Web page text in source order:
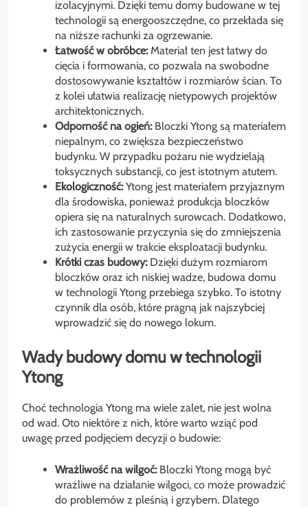
izolacyjnymi. Dzięki temu domy budowane w tej
technologii są energooszczędne, co przekłada się
na niższe rachunki za ogrzewanie.
Łatwość w obróbce:Materiał ten jest łatwy do
cięcia i formowania, co pozwala na swobodne
dostosowywanie kształtów i rozmiarów ścian. To
z kolei ułatwia realizację nietypowych projektów
architektonicznych.
Odporność na ogień:Bloczki Ytong są materiałem
niepalnym, co zwiększa bezpieczeństwo
budynku. W przypadku pożaru nie wydzielają
toksycznych substancji, co jest istotnym atutem.
Ekologiczność:Ytong jest materiałem przyjaznym
dla środowiska, ponieważ produkcja bloczków
opiera się na naturalnych surowcach. Dodatkowo,
ich zastosowanie przyczynia się do zmniejszenia
zużycia energii w trakcie eksploatacji budynku.
Krótki czas budowy:Dzięki dużym rozmiarom
bloczków oraz ich niskiej wadze, budowa domu
w technologii Ytong przebiega szybko. To istotny
czynnik dla osób, które pragną jak najszybciej
wprowadzić się do nowego lokum.
Wady budowy domu w technologii
Ytong
Choć technologia Ytong ma wiele zalet, nie jest wolna
od wad. Oto niektóre z nich, które warto wziąć pod
uwagę przed podjęciem decyzji o budowie:
Wrażliwość na wilgoć:Bloczki Ytong mogą być
wrażliwe na działanie wilgoci, co może prowadzić
do problemów z pleśnią i grzybem. Dlatego